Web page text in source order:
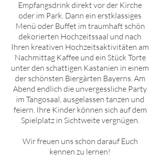
Empfangsdrink direkt vor der Kirche
oder im Park. Dann ein erstklassiges
Menü oder Buffet im traumhaft schön
dekorierten Hochzeitssaal und nach
Ihren kreativen Hochzeitsaktivitäten am
Nachmittag Kaffee und ein Stück Torte
unter den schattigen Kastanien in einem
der schönsten Biergärten Bayerns. Am
Abend endlich die unvergessliche Party
im Tangosaal, ausgelassen tanzen und
feiern. Ihre Kinder können sich auf dem
Spielplatz in Sichtweite vergnügen.
Wir freuen uns schon darauf Euch
kennen zu lernen!